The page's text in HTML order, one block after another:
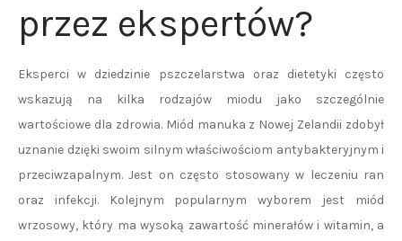
przez ekspertów?
Eksperci w dziedzinie pszczelarstwa oraz dietetyki często
wskazują na kilka rodzajów miodu jako szczególnie
wartościowe dla zdrowia. Miód manuka z Nowej Zelandii zdobył
uznanie dzięki swoim silnym właściwościom antybakteryjnym i
przeciwzapalnym. Jest on często stosowany w leczeniu ran
oraz infekcji. Kolejnym popularnym wyborem jest miód
wrzosowy, który ma wysoką zawartość minerałów i witamin, a